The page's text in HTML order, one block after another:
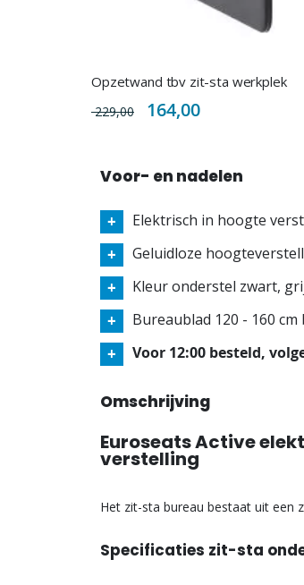
Opzetwand tbv zit-sta werkplek
229,00
Special
Price
164,00
Voor- en nadelen
Elektrisch in hoogte
Geluidloze
Kleur onderstel zwart,
Bureaublad 120 - 160
Voor 12:00 besteld,
Omschrijving
Euroseats Active
verstelling
Het zit-sta bureau bestaat uit een
Specificaties zit-sta